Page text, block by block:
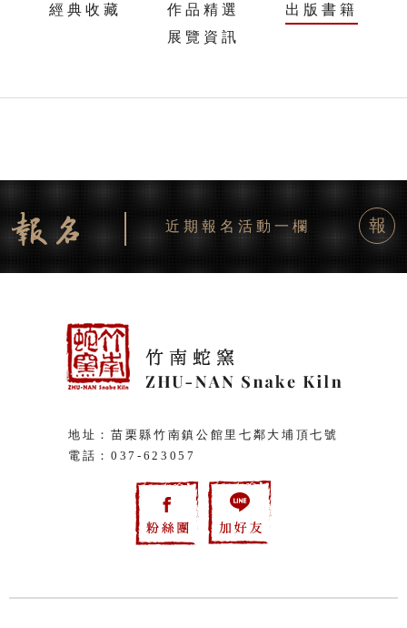
經典收藏 作品精選
出版書籍
展覽資訊
近期報名活動一欄 報
地址：苗栗縣竹南鎮公館里七鄰大埔頂七號
電話：037-623057